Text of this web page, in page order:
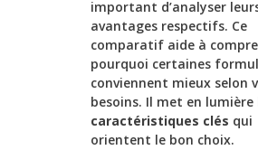
important d’analyser
avantages respectifs. Ce
comparatif aide à
pourquoi certaines
conviennent mieux selon
besoins. Il met en lumière
caractéristiques clés qui
orientent le bon choix.